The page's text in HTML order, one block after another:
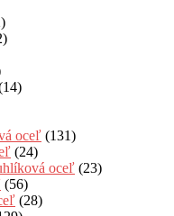
oceľ (131)
(24)
oceľ (23)
(56)
(28)